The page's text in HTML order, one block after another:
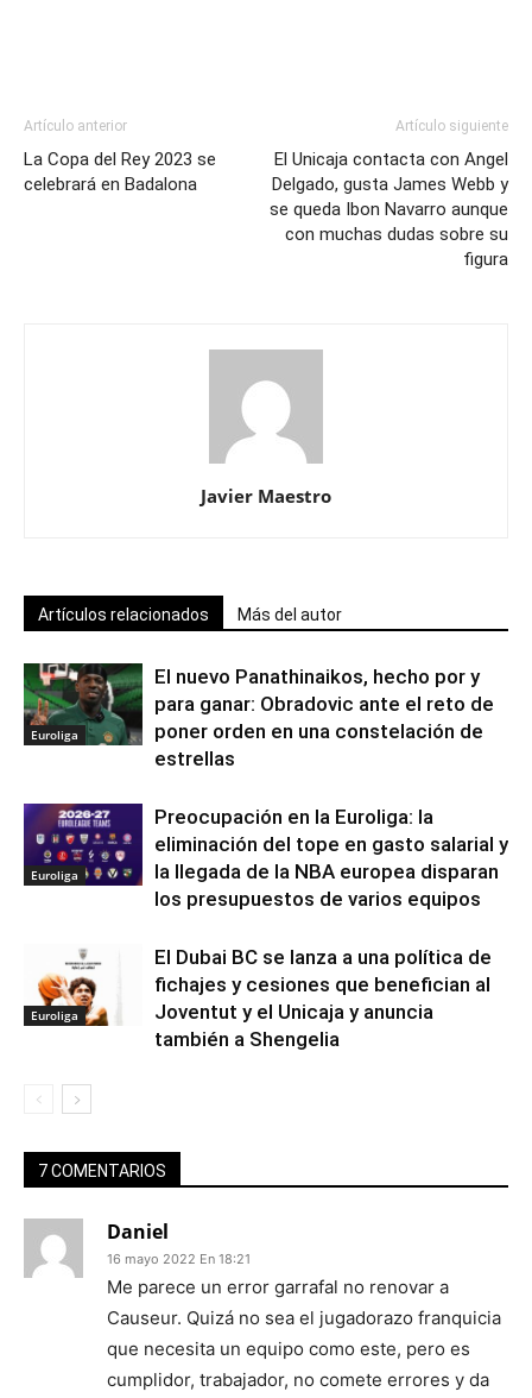
Artículo anterior
La Copa del Rey 2023 se
celebrará en Badalona
Artículo siguiente
El Unicaja contacta con Angel
Delgado, gusta James Webb y
se queda Ibon Navarro aunque
con muchas dudas sobre su
figura
Javier Maestro
Artículos relacionados Más del autor
Euroliga
El nuevo Panathinaikos, hecho por y
para ganar: Obradovic ante el reto de
poner orden en una constelación de
estrellas
Euroliga
Preocupación en la Euroliga: la
eliminación del tope en gasto salarial y
la llegada de la NBA europea disparan
los presupuestos de varios equipos
Euroliga
El Dubai BC se lanza a una política de
fichajes y cesiones que benefician al
Joventut y el Unicaja y anuncia
también a Shengelia
7 COMENTARIOS
Daniel
16 mayo 2022 En 18:21
Me parece un error garrafal no renovar a
Causeur. Quizá no sea el jugadorazo franquicia
que necesita un equipo como este, pero es
cumplidor, trabajador, no comete errores y da